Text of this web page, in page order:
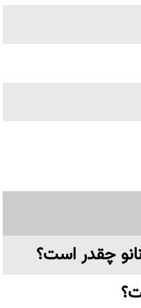
چقدر است؟